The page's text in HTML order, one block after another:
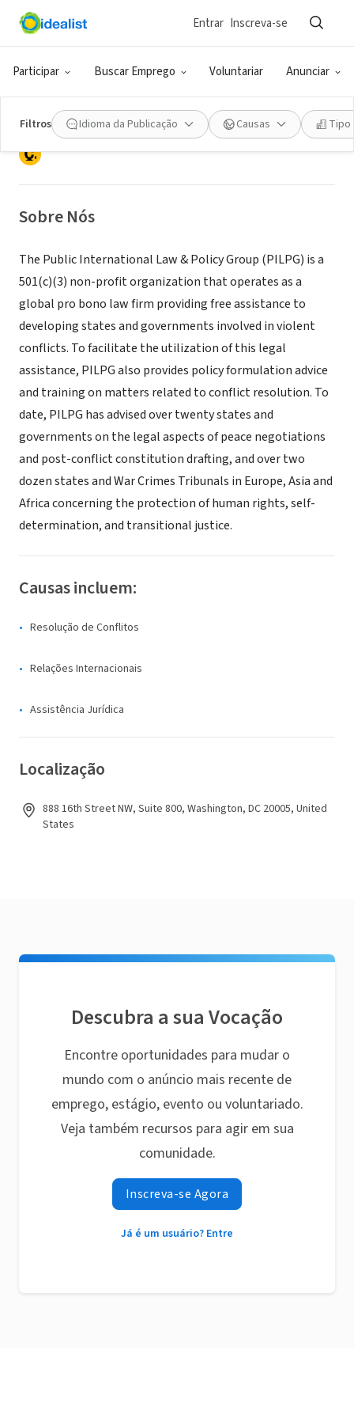
Participar Buscar Emprego Voluntariar Anunciar
Entrar Inscreva-se
Filtros Idioma da Publicação Causas Tipo
ONG (SETOR SOCIAL)
Public International Law & Policy
Group
Washington, DC|www.pilpg.org
Sobre Nós
The Public International Law & Policy Group (PILPG) is a
501(c)(3) non-profit organization that operates as a
global pro bono law firm providing free assistance to
developing states and governments involved in violent
conflicts. To facilitate the utilization of this legal
assistance, PILPG also provides policy formulation advice
and training on matters related to conflict resolution. To
date, PILPG has advised over twenty states and
governments on the legal aspects of peace negotiations
and post-conflict constitution drafting, and over two
dozen states and War Crimes Tribunals in Europe, Asia and
Africa concerning the protection of human rights, self-
determination, and transitional justice.
Causas incluem:
Resolução de Conflitos
Relações Internacionais
Assistência Jurídica
Localização
888 16th Street NW, Suite 800, Washington, DC 20005, United
States
Descubra a sua Vocação
Encontre oportunidades para mudar o
mundo com o anúncio mais recente de
emprego, estágio, evento ou voluntariado.
Veja também recursos para agir em sua
comunidade.
Inscreva-se Agora
Já é um usuário? Entre